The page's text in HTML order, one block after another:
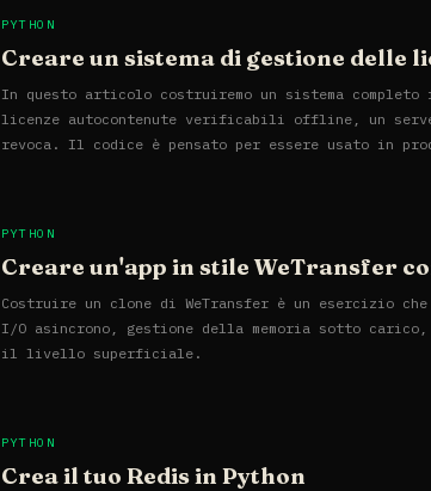
PYTHON
Creare un sistema di gestione delle
In questo articolo costruiremo un sistema
licenze autocontenute verificabili offline, un
revoca. Il codice è pensato per essere usato in
PYTHON
Creare un'app in stile WeTransfer
Costruire un clone di WeTransfer è un esercizio
I/O asincrono, gestione della memoria sotto
il livello superficiale.
PYTHON
Crea il tuo Redis in Python